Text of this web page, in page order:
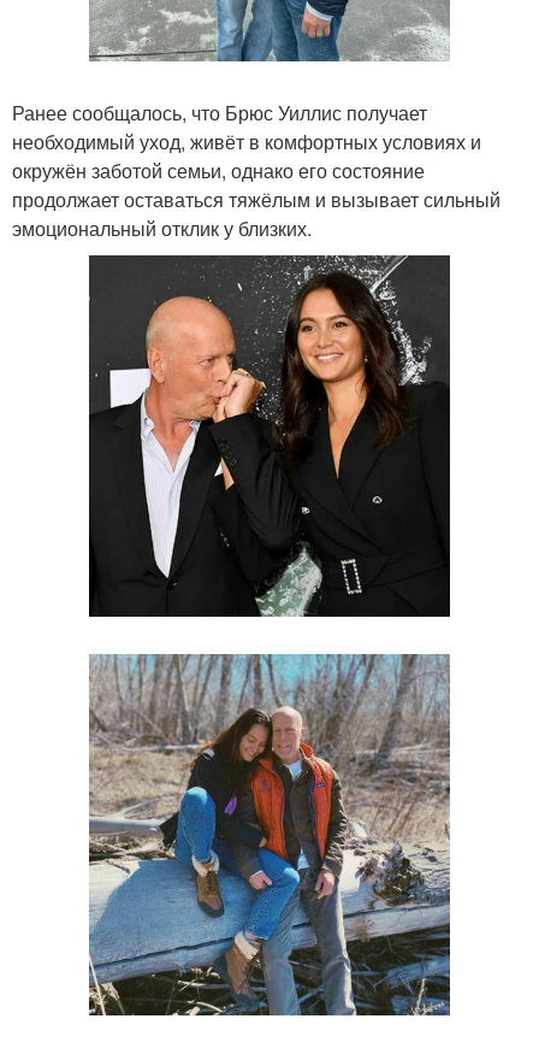
Ранее сообщалось, что Брюс Уиллис получает
необходимый уход, живёт в комфортных условиях и
окружён заботой семьи, однако его состояние
продолжает оставаться тяжёлым и вызывает сильный
эмоциональный отклик у близких.